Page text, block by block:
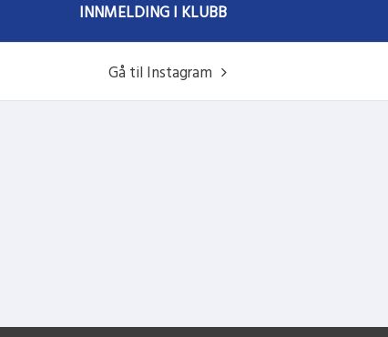
INNMELDING I KLUBB
Gå til Instagram